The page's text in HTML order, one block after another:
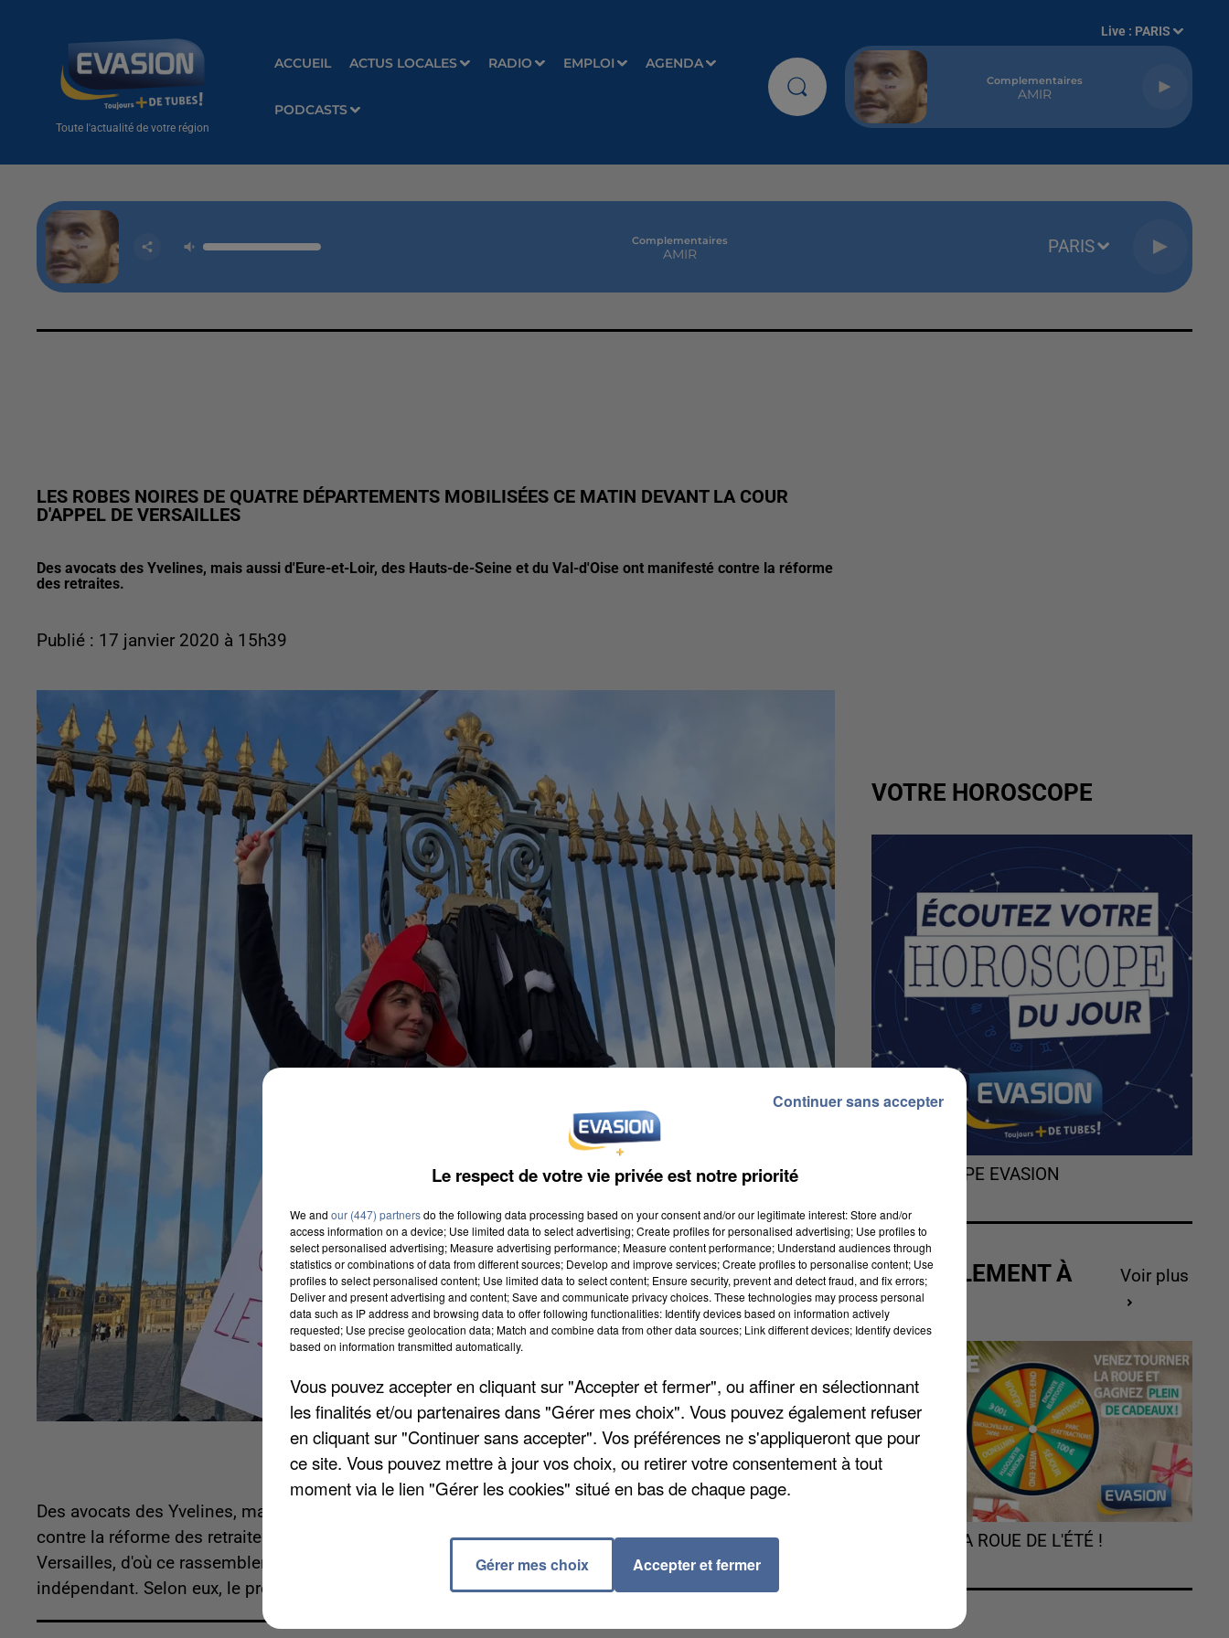
Toute l'actualité de votre région
ACCUEIL ACTUS LOCALES RADIO EMPLOI AGENDA
PODCASTS
Live : PARIS
Complementaires
AMIR
Complementaires
AMIR PARIS
LES ROBES NOIRES DE QUATRE DÉPARTEMENTS MOBILISÉES CE MATIN DEVANT LA COUR
D'APPEL DE VERSAILLES
Des avocats des Yvelines, mais aussi d'Eure-et-Loir, des Hauts-de-Seine et du Val-d'Oise ont manifesté contre la réforme
des retraites.
Publié : 17 janvier 2020 à 15h39
Des avocats des Yvelines, mais aussi d'Eure-et-Loir, des Hauts-de-Seine et du Val-d'Oise ont manifesté
contre la réforme des retraites. Les quatre départements sont du ressort de la cour d'appel de
Versailles, d'où ce rassemblement centralisé. Les avocats réclament le maintien de leur régime
indépendant. Selon eux, le projet de réforme des retraites risquerait de doubler leurs cotisations.
VOTRE HOROSCOPE
L'HOROSCOPE EVASION
ACTUELLEMENT À
GAGNER
Voir plus
TOURNEZ LA ROUE DE L'ÉTÉ !
Le respect de votre vie privée est notre priorité
We and our (447) partnersdo the following data processing based on your consent and/or our legitimate interest: Store and/or
access information on a device; Use limited data to select advertising; Create profiles for personalised advertising; Use profiles to
select personalised advertising; Measure advertising performance; Measure content performance; Understand audiences through
statistics or combinations of data from different sources; Develop and improve services; Create profiles to personalise content; Use
profiles to select personalised content; Use limited data to select content; Ensure security, prevent and detect fraud, and fix errors;
Deliver and present advertising and content; Save and communicate privacy choices. These technologies may process personal
data such as IP address and browsing data to offer following functionalities: Identify devices based on information actively
requested; Use precise geolocation data; Match and combine data from other data sources; Link different devices; Identify devices
based on information transmitted automatically.
Vous pouvez accepter en cliquant sur "Accepter et fermer", ou affiner en sélectionnant
les finalités et/ou partenaires dans "Gérer mes choix". Vous pouvez également refuser
en cliquant sur "Continuer sans accepter". Vos préférences ne s'appliqueront que pour
ce site. Vous pouvez mettre à jour vos choix, ou retirer votre consentement à tout
moment via le lien "Gérer les cookies" situé en bas de chaque page.
Gérer mes choix Accepter et fermer
Continuer sans accepter